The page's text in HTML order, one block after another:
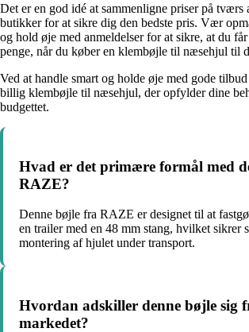
Det er en god idé at sammenligne priser på tværs
butikker for at sikre dig den bedste pris. Vær
og hold øje med anmeldelser for at sikre, at du
penge, når du køber en klembøjle til næsehjul til
Ved at handle smart og holde øje med gode
billig klembøjle til næsehjul, der opfylder dine
budgettet.
Hvad er det primære formål med
RAZE?
Denne bøjle fra RAZE er designet til at
en trailer med en 48 mm stang, hvilket sikrer
montering af hjulet under transport.
Hvordan adskiller denne bøjle sig
markedet?